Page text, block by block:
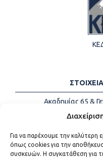
Για να παρέχουμε την καλύτερη
όπως cookies για την
συσκευών. Η συγκατάθεση για
Ακαδημίας 65 &
Τηλέφωνα:
Email: